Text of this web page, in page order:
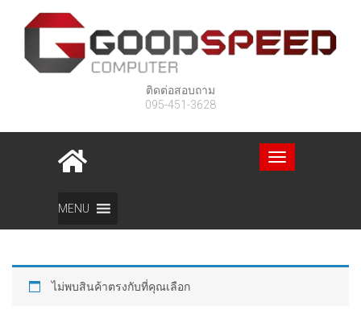
ติดต่อสอบถาม
095-451-3628
Toggle
navigation
MENU
สินค้า
ไม่พบสินค้าตรงกับที่คุณเลือก